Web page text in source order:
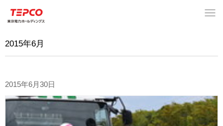
2015年6月
2015年6月30日